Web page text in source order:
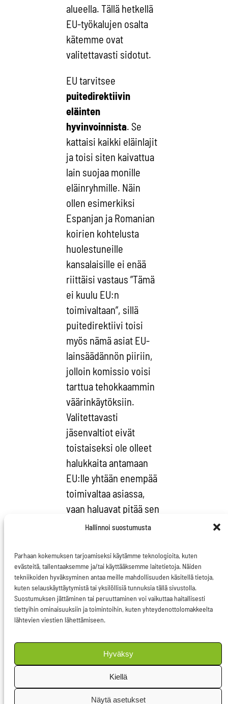
Hallinnoi suostumusta
Parhaan kokemuksen tarjoamiseksi käytämme teknologioita, kuten
evästeitä, tallentaaksemme ja/tai käyttääksemme laitetietoja. Näiden
tekniikoiden hyväksyminen antaa meille mahdollisuuden käsitellä tietoja,
kuten selauskäyttäytymistä tai yksilöllisiä tunnuksia tällä sivustolla.
Suostumuksen jättäminen tai peruuttaminen voi vaikuttaa haitallisesti
tiettyihin ominaisuuksiin ja toimintoihin, kuten yhteydenottolomakkeelta
lähtevien viestien lähettämiseen.
Hyväksy
Kiellä
Näytä asetukset
alueella. Tällä hetkellä
EU-työkalujen osalta
kätemme ovat
valitettavasti sidotut.
EU tarvitsee
puitedirektiivin
eläinten
hyvinvoinnista. Se
kattaisi kaikki eläinlajit
ja toisi siten kaivattua
lain suojaa monille
eläinryhmille. Näin
ollen esimerkiksi
Espanjan ja Romanian
koirien kohtelusta
huolestuneille
kansalaisille ei enää
riittäisi vastaus ”Tämä
ei kuulu EU:n
toimivaltaan”, sillä
puitedirektiivi toisi
myös nämä asiat EU-
lainsäädännön piiriin,
jolloin komissio voisi
tarttua tehokkaammin
väärinkäytöksiin.
Valitettavasti
jäsenvaltiot eivät
toistaiseksi ole olleet
halukkaita antamaan
EU:lle yhtään enempää
toimivaltaa asiassa,
vaan haluavat pitää sen
ennemmin itsellään.
prosesseja eivätkä tuo
tilanteeseen helpotusta
nopealla aikataululla.
Sillä välin asioiden
näkyväksi teko,
poliittinen vuoropuhelu
maan johdon kanssa ja
ruohonjuurivaikuttaminen
ovat parhaita keinoja